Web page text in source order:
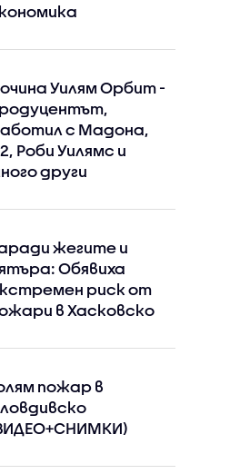
Уилям Орбит -
с Мадона,
Роби Уилямс и
други
жегите и
Обявиха
риск от
в Хасковско
пожар в